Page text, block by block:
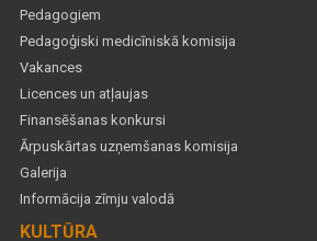
Pedagogiem
Pedagoģiski medicīniskā komisija
Vakances
Licences un atļaujas
Finansēšanas konkursi
Ārpuskārtas uzņemšanas komisija
Galerija
Informācija zīmju valodā
KULTŪRA